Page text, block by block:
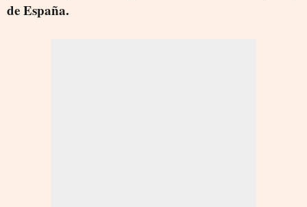
de España.